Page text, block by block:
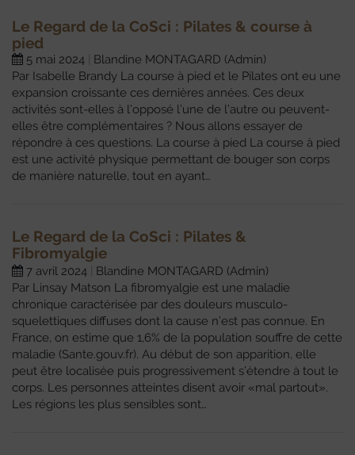
Le Regard de la CoSci : Pilates & course à
pied
5 mai 2024
Blandine MONTAGARD (Admin)
Par Isabelle Brandy La course à pied et le Pilates ont eu une
expansion croissante ces dernières années. Ces deux
activités sont-elles à l’opposé l’une de l’autre ou peuvent-
elles être complémentaires ? Nous allons essayer de
répondre à ces questions. La course à pied La course à pied
est une activité physique permettant de bouger son corps
de manière naturelle, tout en ayant…
Le Regard de la CoSci : Pilates &
Fibromyalgie
7 avril 2024
Blandine MONTAGARD (Admin)
Par Linsay Matson La fibromyalgie est une maladie
chronique caractérisée par des douleurs musculo-
squelettiques diffuses dont la cause n’est pas connue. En
France, on estime que 1,6% de la population souffre de cette
maladie (Sante.gouv.fr). Au début de son apparition, elle
peut être localisée puis progressivement s’étendre à tout le
corps. Les personnes atteintes disent avoir «mal partout».
Les régions les plus sensibles sont…